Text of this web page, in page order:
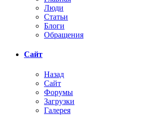
Люди
Статьи
Блоги
Обращения
Сайт
Назад
Сайт
Форумы
Загрузки
Галерея